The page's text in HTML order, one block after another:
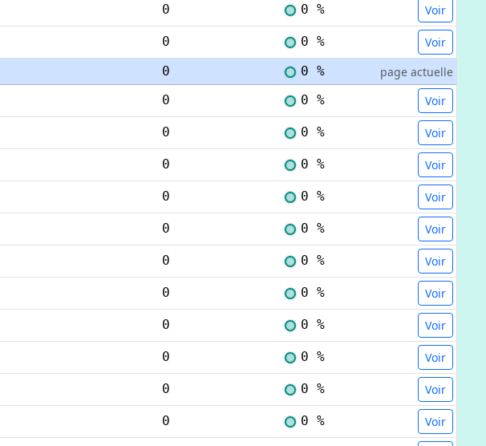
0 0 % Voir
0 0 % Voir
0 0 % page actuelle
0 0 % Voir
0 0 % Voir
0 0 % Voir
0 0 % Voir
0 0 % Voir
0 0 % Voir
0 0 % Voir
0 0 % Voir
0 0 % Voir
0 0 % Voir
0 0 % Voir